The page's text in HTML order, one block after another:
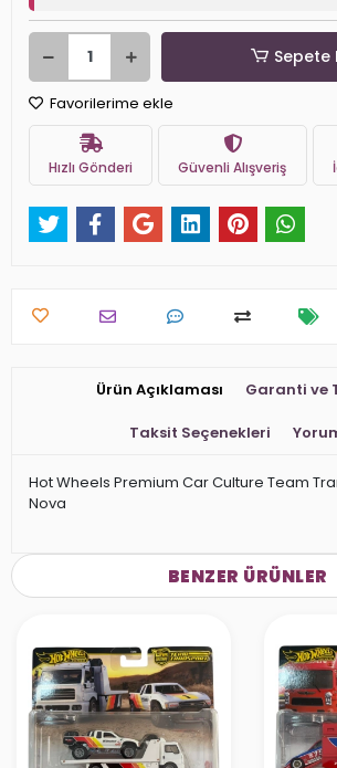
Sepete
Favorilerime ekle
Hızlı Gönderi Güvenli Alışveriş
Ürün Açıklaması Garanti ve
Taksit Seçenekleri
Hot Wheels Premium Car Culture Team
Nova
BENZER ÜRÜNLER